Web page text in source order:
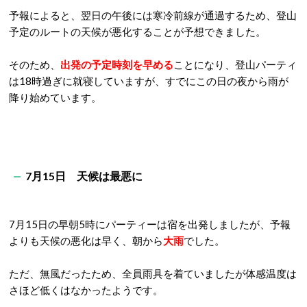
予報によると、翌日の午後には寒冷前線が通過するため、登山
予定のルートの天候が悪化することが予想できました。
そのため、 出発の予定時刻を早めることになり、登山パーティ
は18時過ぎに就寝していますが、すでにこの日の夜から雨が
降り始めています。
7月15日 天候は最悪に
7月15日の早朝5時にパーティーは宿を出発しましたが、予報
よりも天候の悪化は早く、朝から大雨でした。
ただ、無風だったため、全員雨具を着ていましたが体感温度は
さほど低くはなかったようです。